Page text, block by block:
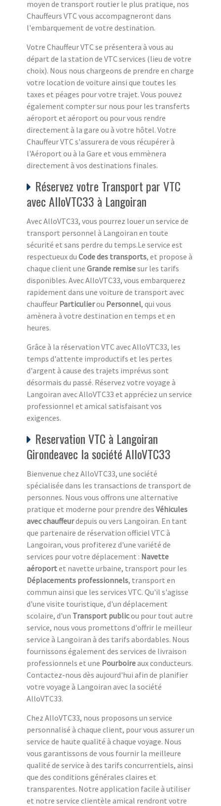
moyen de transport routier le plus pratique, nos
Chauffeurs VTC vous accompagneront dans
l'embarquement de votre destination.
Votre Chauffeur VTC se présentera à vous au
départ de la station de VTC services (lieu de votre
choix). Nous nous chargeons de prendre en charge
votre location de voiture ainsi que toutes les
taxes et péages pour votre trajet. Vous pouvez
également compter sur nous pour les transferts
aéroport et aéroport ou pour vous rendre
directement à la gare ou à votre hôtel. Votre
Chauffeur VTC s'assurera de vous récupérer à
l'Aéroport ou à la Gare et vous emmènera
directement à vos destinations finales.
Réservez votre Transport par VTC
avec AlloVTC33 à Langoiran
Avec AlloVTC33, vous pourrez louer un service de
transport personnel à Langoiran en toute
sécurité et sans perdre du temps.Le service est
respectueux du Code des transports, et propose à
chaque client une Grande remisesur les tarifs
disponibles. Avec AlloVTC33, vous embarquerez
rapidement dans une voiture de transport avec
chauffeur Particulierou Personnel, qui vous
amènera à votre destination en temps et en
heures.
Grâce à la réservation VTC avec AlloVTC33, les
temps d'attente improductifs et les pertes
d'argent à cause des trajets imprévus sont
désormais du passé. Réservez votre voyage à
Langoiran avec AlloVTC33 et appréciez un service
professionnel et amical satisfaisant vos
exigences.
Reservation VTC à Langoiran
Girondeavec la société AlloVTC33
Bienvenue chez AlloVTC33, une société
spécialisée dans les transactions de transport de
personnes. Nous vous offrons une alternative
pratique et moderne pour prendre des Véhicules
avec chauffeurdepuis ou vers Langoiran. En tant
que partenaire de réservation officiel VTC à
Langoiran, vous profiterez d'une variété de
services pour votre déplacement : Navette
aéroportet navette urbaine, transport pour les
Déplacements professionnels, transport en
commun ainsi que les services VTC. Qu'il s'agisse
d'une visite touristique, d'un déplacement
scolaire, d'un Transport publicou pour tout autre
service, nous vous promettons d'offrir le meilleur
service à Langoiran à des tarifs abordables. Nous
fournissons également des services de livraison
professionnels et une Pourboireaux conducteurs.
Contactez-nous dès aujourd'hui afin de planifier
votre voyage à Langoiran avec la société
AlloVTC33.
Chez AlloVTC33, nous proposons un service
personnalisé à chaque client, pour vous assurer un
service de haute qualité à chaque voyage. Nous
vous garantissons de vous fournir la meilleure
qualité de service à des tarifs concurrentiels, ainsi
que des conditions générales claires et
transparentes. Notre application facile à utiliser
et notre service clientèle amical rendront votre